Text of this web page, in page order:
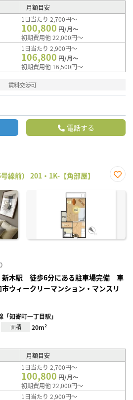
月額目安
1日当たり 2,700円～
100,800 円/月～
初期費用他 22,000円～
1日当たり 2,900円～
106,800 円/月～
初期費用他 16,500円～
賃料交渉可
電話する
線前） 201・1K-【角部屋】
に入
新木駅 徒歩6分にある駐車場完備 車
ウィークリーマンション・マンスリ
知寄町一丁目駅」
面積 20m²
月額目安
1日当たり 2,700円～
100,800 円/月～
初期費用他 22,000円～
1日当たり 2,900円～